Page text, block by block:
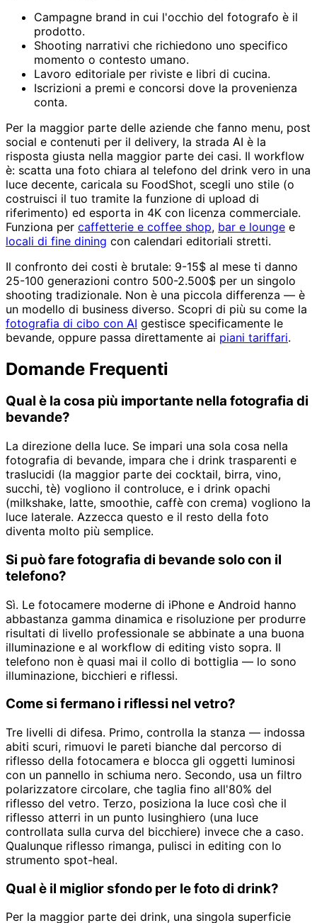
Campagne brand in cui l'occhio del fotografo è il
prodotto.
Shooting narrativi che richiedono uno specifico
momento o contesto umano.
Lavoro editoriale per riviste e libri di cucina.
Iscrizioni a premi e concorsi dove la provenienza
conta.
Per la maggior parte delle aziende che fanno menu, post
social e contenuti per il delivery, la strada AI è la
risposta giusta nella maggior parte dei casi. Il workflow
è: scatta una foto chiara al telefono del drink vero in una
luce decente, caricala su FoodShot, scegli uno stile (o
costruisci il tuo tramite la funzione di upload di
riferimento) ed esporta in 4K con licenza commerciale.
Funziona per caffetterie e coffee shop, bar e lounge e
locali di fine dining con calendari editoriali stretti.
Il confronto dei costi è brutale: 9-15$ al mese ti danno
25-100 generazioni contro 500-2.500$ per un singolo
shooting tradizionale. Non è una piccola differenza — è
un modello di business diverso. Scopri di più su come la
fotografia di cibo con AI gestisce specificamente le
bevande, oppure passa direttamente ai piani tariffari.
Domande Frequenti
Qual è la cosa più importante nella fotografia di
bevande?
La direzione della luce. Se impari una sola cosa nella
fotografia di bevande, impara che i drink trasparenti e
traslucidi (la maggior parte dei cocktail, birra, vino,
succhi, tè) vogliono il controluce, e i drink opachi
(milkshake, latte, smoothie, caffè con crema) vogliono la
luce laterale. Azzecca questo e il resto della foto
diventa molto più semplice.
Si può fare fotografia di bevande solo con il
telefono?
Sì. Le fotocamere moderne di iPhone e Android hanno
abbastanza gamma dinamica e risoluzione per produrre
risultati di livello professionale se abbinate a una buona
illuminazione e al workflow di editing visto sopra. Il
telefono non è quasi mai il collo di bottiglia — lo sono
illuminazione, bicchieri e riflessi.
Come si fermano i riflessi nel vetro?
Tre livelli di difesa. Primo, controlla la stanza — indossa
abiti scuri, rimuovi le pareti bianche dal percorso di
riflesso della fotocamera e blocca gli oggetti luminosi
con un pannello in schiuma nero. Secondo, usa un filtro
polarizzatore circolare, che taglia fino all'80% del
riflesso del vetro. Terzo, posiziona la luce così che il
riflesso atterri in un punto lusinghiero (una luce
controllata sulla curva del bicchiere) invece che a caso.
Qualunque riflesso rimanga, pulisci in editing con lo
strumento spot-heal.
Qual è il miglior sfondo per le foto di drink?
Per la maggior parte dei drink, una singola superficie